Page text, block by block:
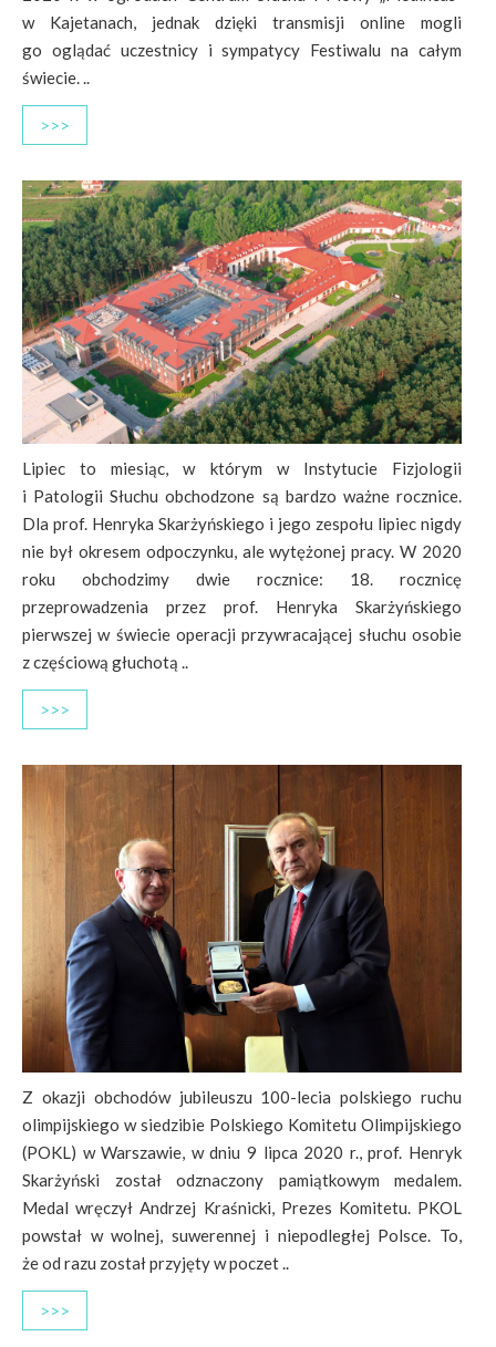
w Kajetanach, jednak dzięki transmisji online mogli
go oglądać uczestnicy i sympatycy Festiwalu na całym
świecie. ..
>>>
Lipiec to miesiąc, w którym w Instytucie Fizjologii
i Patologii Słuchu obchodzone są bardzo ważne rocznice.
Dla prof. Henryka Skarżyńskiego i jego zespołu lipiec nigdy
nie był okresem odpoczynku, ale wytężonej pracy. W 2020
roku obchodzimy dwie rocznice: 18. rocznicę
przeprowadzenia przez prof. Henryka Skarżyńskiego
pierwszej w świecie operacji przywracającej słuchu osobie
z częściową głuchotą ..
>>>
Z okazji obchodów jubileuszu 100-lecia polskiego ruchu
olimpijskiego w siedzibie Polskiego Komitetu Olimpijskiego
(POKL) w Warszawie, w dniu 9 lipca 2020 r., prof. Henryk
Skarżyński został odznaczony pamiątkowym medalem.
Medal wręczył Andrzej Kraśnicki, Prezes Komitetu. PKOL
powstał w wolnej, suwerennej i niepodległej Polsce. To,
że od razu został przyjęty w poczet ..
>>>